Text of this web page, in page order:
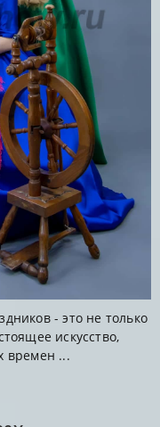
- это не только
искусство,
времен ...